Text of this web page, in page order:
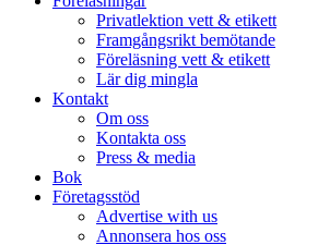
Privatlektion vett & etikett
Framgångsrikt bemötande
Föreläsning vett & etikett
Lär dig mingla
Kontakt
Om oss
Kontakta oss
Press & media
Bok
Företagsstöd
Advertise with us
Annonsera hos oss